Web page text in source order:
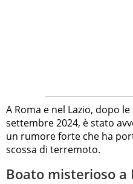
A Roma e nel Lazio, dopo
settembre 2024, è stato
un rumore forte che ha
scossa di terremoto.
Boato misterioso a